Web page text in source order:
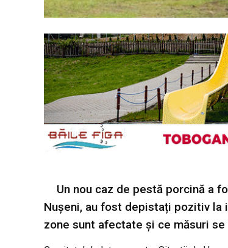
Un nou caz de pestă porcină a
Nușeni, au fost depistați pozitiv la
zone sunt afectate și ce măsuri se